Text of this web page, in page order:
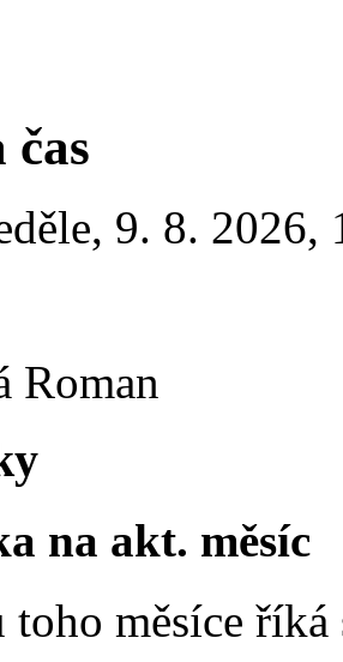
čas
, 9. 8. 2026,
Roman
na akt. měsíc
toho měsíce